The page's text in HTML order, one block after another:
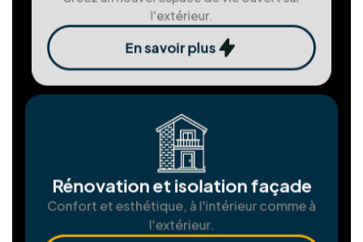
En savoir plus
Assemblgae et installation de
châssis
Fenêtres et portes sur mesure pour une
isolation parfaite.